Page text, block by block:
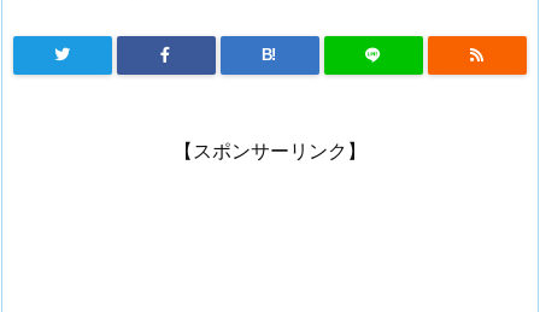
B!
【スポンサーリンク】